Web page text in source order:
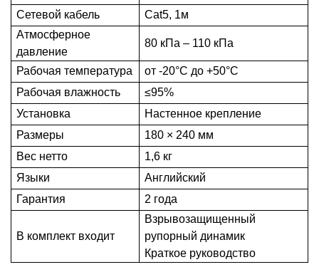
Сетевой кабель
Cat5, 1м
Атмосферное
давление
80 кПа – 110 кПа
Рабочая температура
от -20°C до +50°C
Рабочая влажность
≤95%
Установка
Настенное крепление
Размеры
180 × 240 мм
Вес нетто
1,6 кг
Языки
Английский
Гарантия
2 года
В комплект входит
Взрывозащищенный
рупорный динамик
Краткое руководство